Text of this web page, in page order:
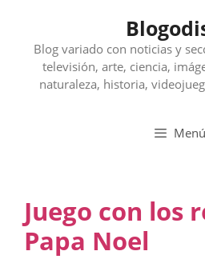
contenidoBlog variado con noticias y
televisión, arte, ciencia,
naturaleza, historia,
Menú
Juego con los
Papa Noel